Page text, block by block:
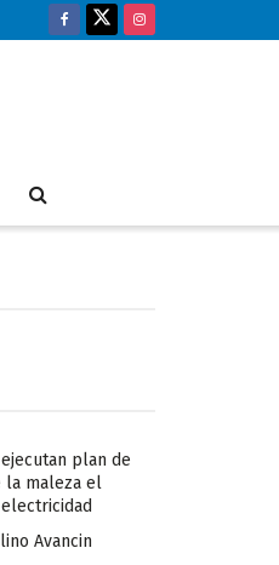
plan de
la maleza el
Avancin